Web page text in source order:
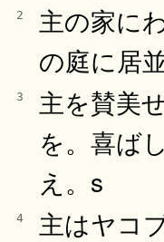
2
主の家に
の庭に居
3
主を賛美
を。喜ば
え。s
4
主はヤコ